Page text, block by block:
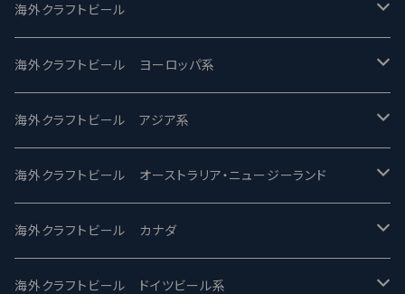
UCHU BREWING -うちゅうブルーイング
バテレ -VERTERE
2nd Story Ale Works -セカンドストーリー
ビアへるん - Beer Hearn
忽布古丹醸造 - HOP KOTAN
ワイマーケットブルーイング Y.Market Brewing
海外クラフトビール
Modern Times モダンタイムズ
Maui マウイ
Toppling Goliath トップリンゴライアス
Fair State フェアステイト
Lagunitas ラグニタス
海外クラフトビール ヨーロッパ系
UnBarred -アンバード
SAIREN /サイレン
ワイルドチャイルド - Wilde Child
BrewDog Brewery - ブリュードッグ
海外クラフトビール アジア系
gweilo-鬼佬 グウァイロ
Heart Of Darkness - ハートオブダークネス
Carbon brews -カーボン
海外クラフトビール オーストラリア・ニュージーランド
ROCKY RIDGE - ロッキーリッジ
BODRIGGY BREWING ボッドリッジー
海外クラフトビール カナダ
Jackie O's ジャッキーオーズ
海外クラフトビール ドイツビール系